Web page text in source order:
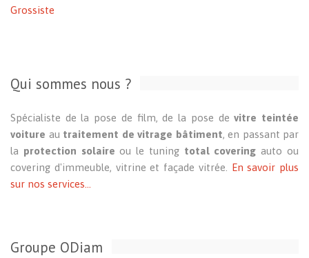
Grossiste
Qui sommes nous ?
Spécialiste de la pose de film, de la pose devitre teintée
voiture au traitement de vitrage bâtiment, en passant par
la protection solaire ou le tuning total covering auto ou
covering d'immeuble, vitrine et façade vitrée. En savoir plus
sur nos services...
Groupe ODiam